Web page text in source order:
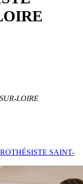
LOIRE
SAINT-